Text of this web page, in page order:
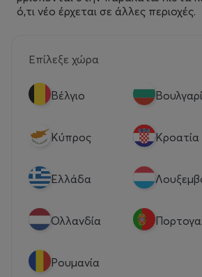
ό,τι νέο έρχεται σε άλλες περιοχές.
Επίλεξε χώρα
Βέλγιο
Κύπρος Κροατία
Eλλάδα
Ολλανδία
Ρουμανία